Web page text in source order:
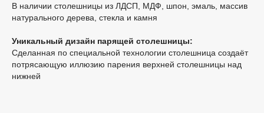
В наличии столешницы из ЛДСП, МДФ, шпон, эмаль, массив
натурального дерева, стекла и камня
Уникальный дизайн парящей столешницы:
Сделанная по специальной технологии столешница создаёт
потрясающую иллюзию парения верхней столешницы над
нижней